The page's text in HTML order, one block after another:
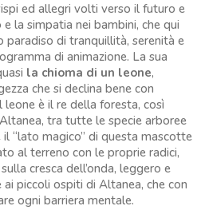
ed allegri volti verso il futuro e
la simpatia nei bambini, che qui
di tranquillità, serenità e
di animazione. La sua
la chioma di un leone,
che si declina bene con
leone è il re della foresta, così
tra tutte le specie arboree
“lato magico” di questa mascotte
al terreno con le proprie radici,
cresca dell’onda, leggero e
piccoli ospiti di Altanea, che con
ogni barriera mentale.